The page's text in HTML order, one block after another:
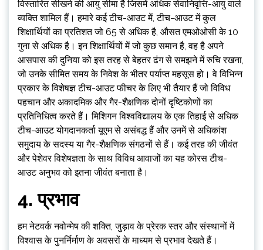
विस्तारित सीखने की आयु सीमा है जिसमें अधिक सेवानिवृत्ति-आयु वाले
व्यक्ति शामिल हैं। हमारे कई टीच-आउट में, टीच-आउट में कुल
शिक्षार्थियों का प्रतिशत जो 65 से अधिक है, औसत एमओओसी के 10
गुना से अधिक है। इन शिक्षार्थियों में जो कुछ समान है, वह है अपने
आसपास की दुनिया को इस तरह से बेहतर ढंग से समझने में रुचि रखना,
जो उनके सीमित समय के निवेश के भीतर पर्याप्त महसूस हो। वे विभिन्न
प्रकार के विशेषज्ञ टीच-आउट फीचर के लिए भी तैयार हैं जो विविध
पहचान और अकादमिक और गैर-शैक्षणिक दोनों दृष्टिकोणों का
प्रतिनिधित्व करते हैं। मिशिगन विश्वविद्यालय के एक तिहाई से अधिक
टीच-आउट योगदानकर्ता यूएम से असंबद्ध हैं और उनमें से अधिकांश
समुदाय के सदस्य या गैर-शैक्षणिक संगठनों से हैं। कई तरह की जीवंत
और पेशेवर विशेषज्ञता के साथ विविध आवाजों का यह कोरस टीच-
आउट अनुभव को इतना जीवंत बनाता है।
4. प्रभाव
हम नेटवर्क नवोन्मेष की शक्ति, जुड़ाव के प्रेरक स्तर और संस्थानों में
विश्वास के पुनर्निर्माण के अवसरों के माध्यम से प्रभाव देखते हैं।